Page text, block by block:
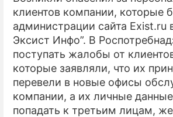
клиентов компании, которые
администрации сайта Exist.ru
Эксист Инфо”. В
поступать жалобы от
которые заявляли, что их
перевели в новые офисы
компании, а их личные
попадать к третьим лицам,